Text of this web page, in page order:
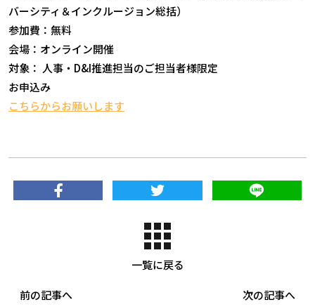
バーシティ＆インクルージョン総括）
参加費：無料
会場：オンライン開催
対象： 人事・D&I推進担当のご担当者様限定
お申込み
こちらからお願いします
一覧に戻る
前の記事へ 次の記事へ